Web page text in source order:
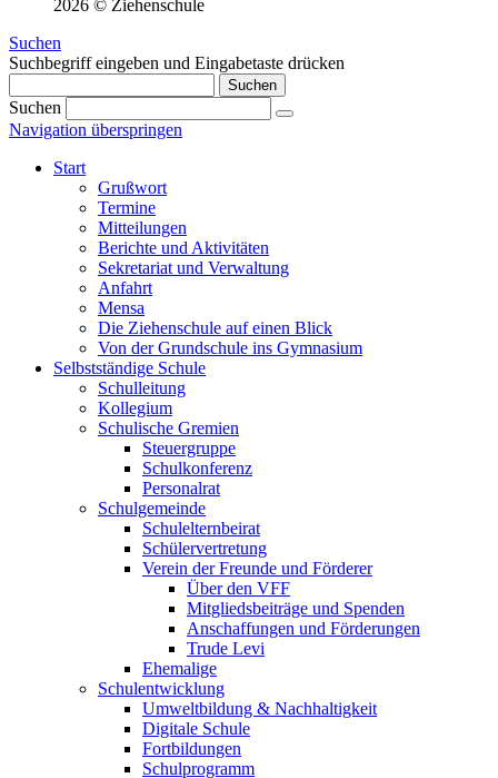
2026 © Ziehenschule
Suchen
Suchbegriff eingeben und Eingabetaste drücken
Suchen
Suchen
Navigation überspringen
Start
Grußwort
Termine
Mitteilungen
Berichte und Aktivitäten
Sekretariat und Verwaltung
Anfahrt
Mensa
Die Ziehenschule auf einen Blick
Von der Grundschule ins Gymnasium
Selbstständige Schule
Schulleitung
Kollegium
Schulische Gremien
Steuergruppe
Schulkonferenz
Personalrat
Schulgemeinde
Schulelternbeirat
Schülervertretung
Verein der Freunde und Förderer
Über den VFF
Mitgliedsbeiträge und Spenden
Anschaffungen und Förderungen
Trude Levi
Ehemalige
Schulentwicklung
Umweltbildung & Nachhaltigkeit
Digitale Schule
Fortbildungen
Schulprogramm